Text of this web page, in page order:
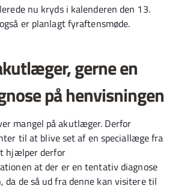
nu kryds i kalenderen den 13.
er planlagt fyraftensmøde.
gerne en
på henvisningen
mangel på akutlæger. Derfor
til at blive set af en speciallæge fra
hjælper derfor
at der er en tentativ diagnose
da de så ud fra denne kan visitere til